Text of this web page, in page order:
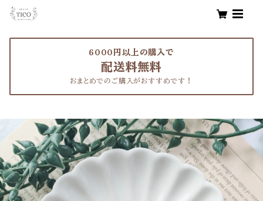
6000円以上の購入で
配送料無料
おまとめでのご購入がおすすめです！